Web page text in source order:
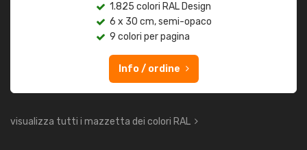
1.825 colori RAL Design
6 x 30 cm, semi-opaco
9 colori per pagina
Info / ordine
visualizza tutti i mazzetta dei colori RAL